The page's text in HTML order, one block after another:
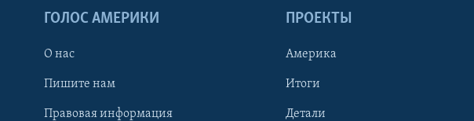
ГОЛОС АМЕРИКИ
О нас
Пишите нам
Правовая информация
ПРОЕКТЫ
Америка
Итоги
Детали